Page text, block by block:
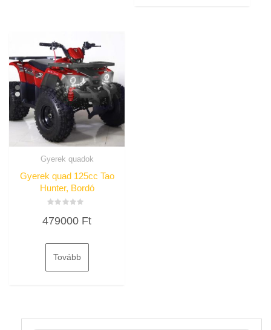
Gyerek quadok
Gyerek quad 125cc Tao
Hunter, Bordó
0
479000 Ft
Tovább